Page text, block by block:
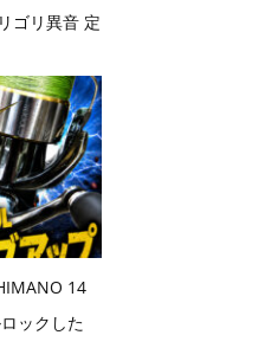
ゴリ異音 定
14
ックした